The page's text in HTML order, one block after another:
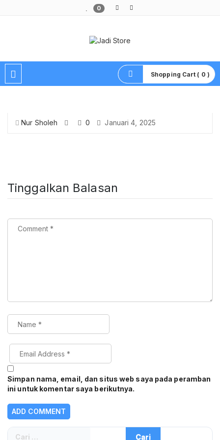
0
Shopping Cart ( 0 )
Nur Sholeh 0 Januari 4, 2025
Tinggalkan Balasan
Simpan nama, email, dan situs web saya pada peramban
ini untuk komentar saya berikutnya.
Cari